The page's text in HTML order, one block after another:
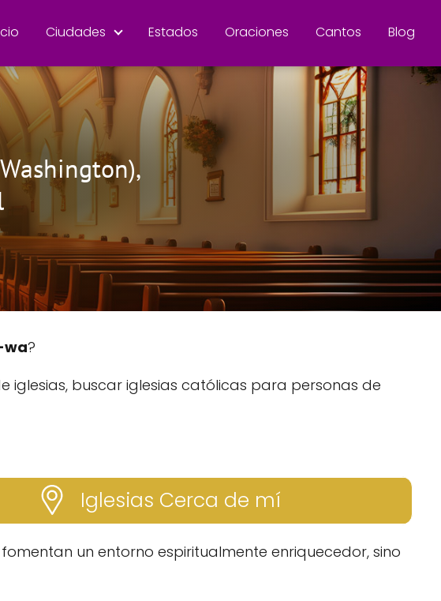
Ciudades Estados Oraciones Cantos Blog
wa?
iglesias, buscar iglesias católicas para personas de
Iglesias Cerca de mí
un entorno espiritualmente enriquecedor, sino